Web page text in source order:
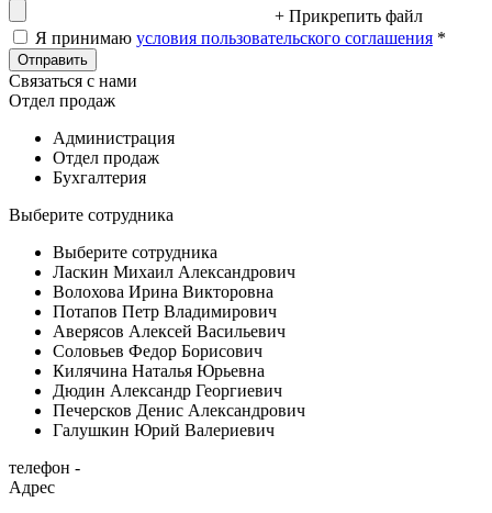
+ Прикрепить файл
Я принимаю условия пользовательского соглашения *
Отправить
Связаться с нами
Отдел продаж
Администрация
Отдел продаж
Бухгалтерия
Выберите сотрудника
Выберите сотрудника
Ласкин Михаил Александрович
Волохова Ирина Викторовна
Потапов Петр Владимирович
Аверясов Алексей Васильевич
Соловьев Федор Борисович
Килячина Наталья Юрьевна
Дюдин Александр Георгиевич
Печерсков Денис Александрович
Галушкин Юрий Валериевич
телефон -
Адрес